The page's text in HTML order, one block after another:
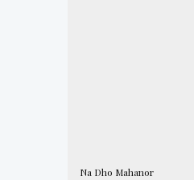
Na Dho Mahanor